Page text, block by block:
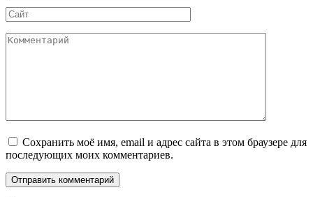
Сайт
Комментарий
Сохранить моё имя, email и адрес сайта в этом браузере для
последующих моих комментариев.